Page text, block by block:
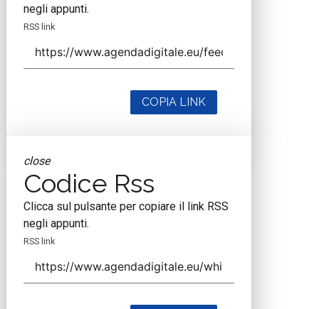
negli appunti.
RSS link
COPIA LINK
close
Codice Rss
Clicca sul pulsante per copiare il link RSS
negli appunti.
RSS link